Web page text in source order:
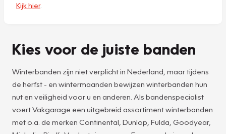
Kijk hier.
Kies voor de juiste banden
Winterbanden zijn niet verplicht in Nederland, maar tijdens
de herfst - en wintermaanden bewijzen winterbanden hun
nut en veiligheid voor u en anderen. Als bandenspecialist
voert Vakgarage een uitgebreid assortiment winterbanden
met o.a. de merken Continental, Dunlop, Fulda, Goodyear,